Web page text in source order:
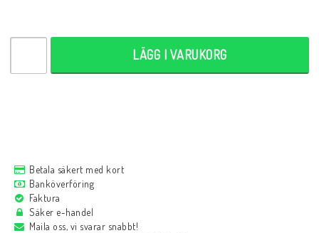
LÄGG I VARUKORG
Betala säkert med kort
Banköverföring
Faktura
Säker e-handel
Maila oss, vi svarar snabbt!